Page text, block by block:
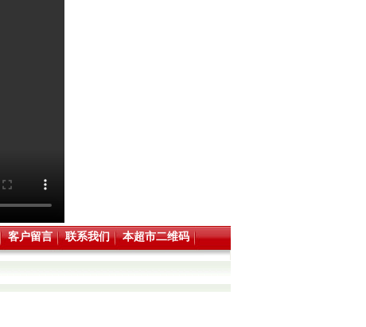
客户留言 联系我们 本超市二维码